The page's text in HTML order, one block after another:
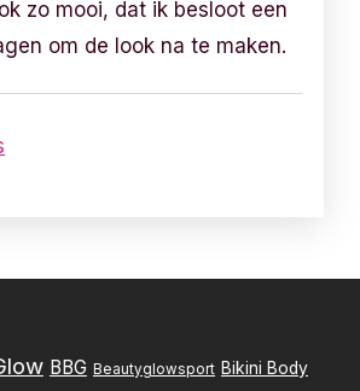
zo mooi, dat ik besloot een
om de look na te maken.
BBG Beautyglowsport Bikini Body